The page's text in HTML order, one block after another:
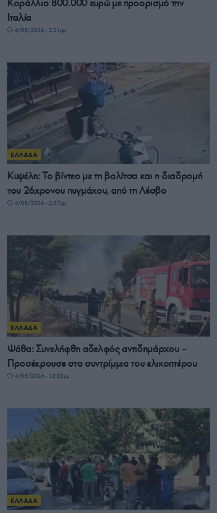
Κοράλλια 800.000 ευρώ με προορισμό την
Ιταλία
4/08/2026 - 3:21μμ
ΕΛΛΑΔΑ
Κυψέλη: Το βίντεο με τη βαλίτσα και η διαδρομή
του 26χρονου πυγμάχου, από τη Λέσβο
4/08/2026 - 2:57μμ
ΕΛΛΑΔΑ
Ψάθα: Συνελήφθη αδελφός αντιδημάρχου –
Προσέκρουσε στα συντρίμμια του ελικοπτέρου
4/08/2026 - 12:32μμ
ΕΛΛΑΔΑ